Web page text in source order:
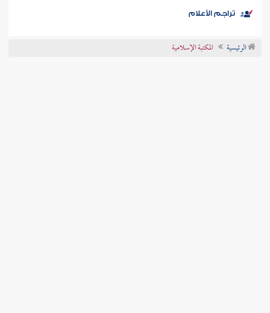
موضوعي
تراجم الأعلام
الرئيسية المكتبة الإسلامية